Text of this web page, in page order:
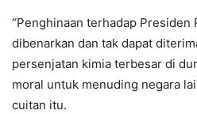
“Penghinaan terhadap Presiden
dibenarkan dan tak dapat
persenjatan kimia terbesar di
moral untuk menuding negara
cuitan itu.